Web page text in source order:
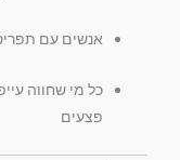
אנשים עם
כל מי שחווה
פצעים